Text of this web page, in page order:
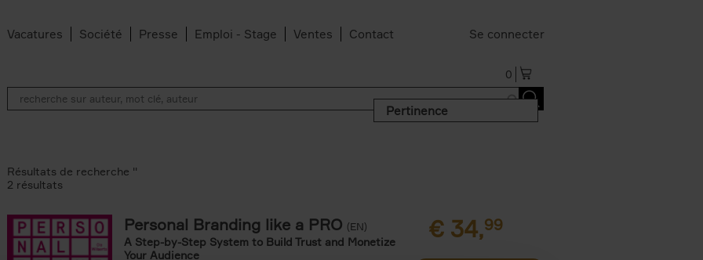
Vacatures Société Presse Emploi - Stage Ventes Contact Se connecter
0
Pertinence
Résultats de recherche ''
2 résultats
Personal Branding like a PRO (EN)
A Step-by-Step System to Build Trust and Monetize
Your Audience
€ 34,99